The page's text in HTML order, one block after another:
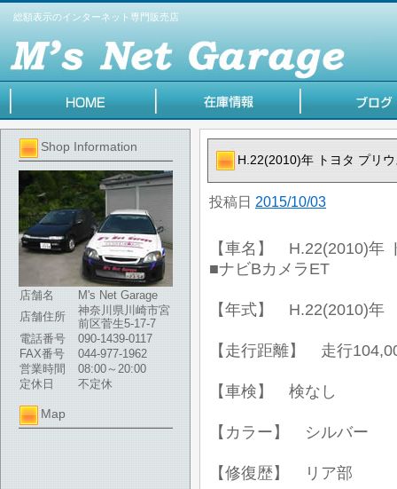
総額表示のインターネット専門販売店
Shop Information
店舗名
M's Net Garage
店舗住所
神奈川県川崎市宮
前区菅生5-17-7
電話番号
090-1439-0117
FAX番号
044-977-1962
営業時間
08:00～20:00
定休日
不定休
Map
H.22(2010)年 トヨタ プリ
投稿日 2015/10/03
【車名】 H.22(2010)年
■ナビBカメラET
【年式】 H.22(2010)年
【走行距離】 走行
【車検】 検なし
【カラー】 シルバー
【修復歴】 リア部